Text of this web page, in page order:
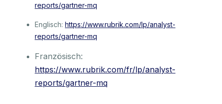
reports/gartner-mq
Englisch: https://www.rubrik.com/lp/analyst-
reports/gartner-mq
Französisch:
https://www.rubrik.com/fr/lp/analyst-
reports/gartner-mq